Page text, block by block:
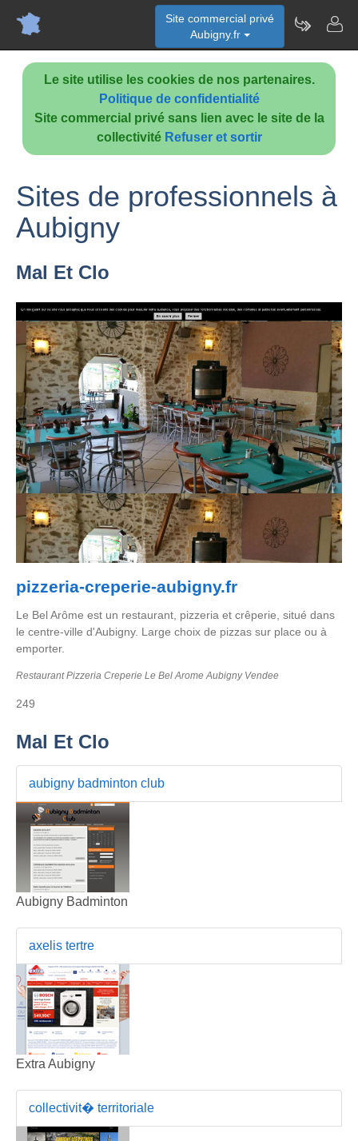
Le site utilise les cookies de nos partenaires.
Politique de confidentialité
Site commercial privé sans lien avec le site de la
collectivité Refuser et sortir
Site commercial privé
Aubigny.fr
Sites de professionnels à
Aubigny
Mal Et Clo
pizzeria-creperie-aubigny.fr
Le Bel Arôme est un restaurant, pizzeria et crêperie, situé dans
le centre-ville d'Aubigny. Large choix de pizzas sur place ou à
emporter.
Restaurant Pizzeria Creperie Le Bel Arome Aubigny Vendee
249
Mal Et Clo
aubigny badminton club
Aubigny Badminton
axelis tertre
Extra Aubigny
collectivit� territoriale